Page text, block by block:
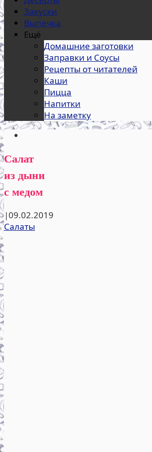
Закуски
Выпечка
Ещё
Домашние заготовки
Заправки и Соусы
Рецепты от читателей
Каши
Пицца
Напитки
На заметку
Салат
из дыни
с медом
|09.02.2019
Салаты